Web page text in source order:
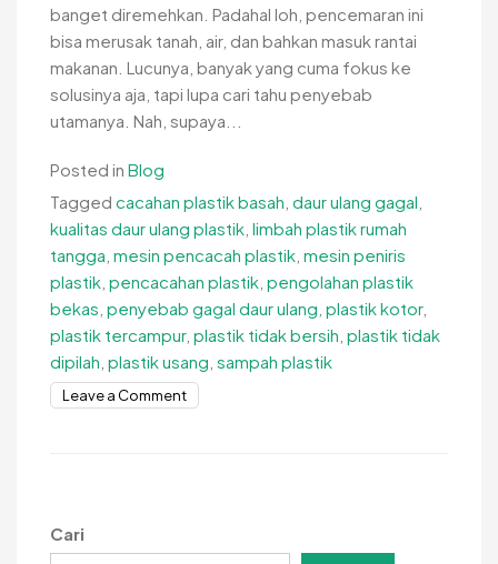
banget diremehkan. Padahal loh, pencemaran ini
bisa merusak tanah, air, dan bahkan masuk rantai
makanan. Lucunya, banyak yang cuma fokus ke
solusinya aja, tapi lupa cari tahu penyebab
utamanya. Nah, supaya...
Posted in Blog
Tagged cacahan plastik basah daur ulang gagal
kualitas daur ulang plastik limbah plastik rumah
tangga mesin pencacah plastik mesin peniris
plastik pencacahan plastik pengolahan plastik
bekas penyebab gagal daur ulang plastik kotor,
plastik tercampur, plastik tidak bersih plastik tidak
dipilah plastik usang sampah plastik
Leave a Commenton
Jangan
Cari